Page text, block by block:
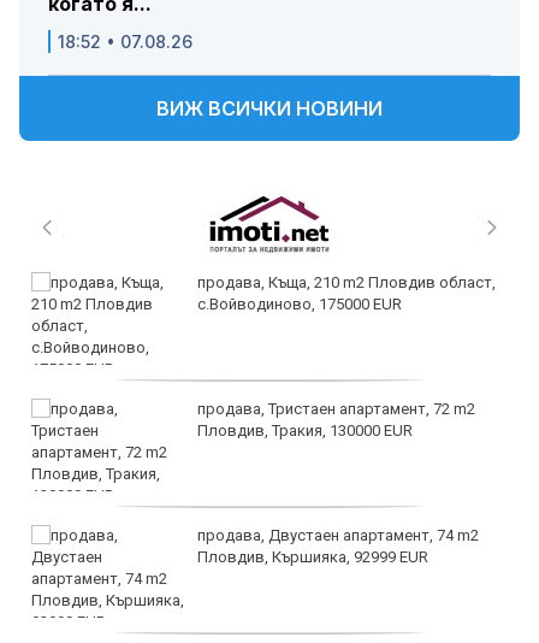
18:52 • 07.08.26
ВИЖ ВСИЧКИ НОВИНИ
продава, Къща, 210 m2 Пловдив област,
с.Войводиново, 175000 EUR
продава, Тристаен апартамент, 72 m2
Пловдив, Тракия, 130000 EUR
продава, Двустаен апартамент, 74 m2
Пловдив, Кършияка, 92999 EUR